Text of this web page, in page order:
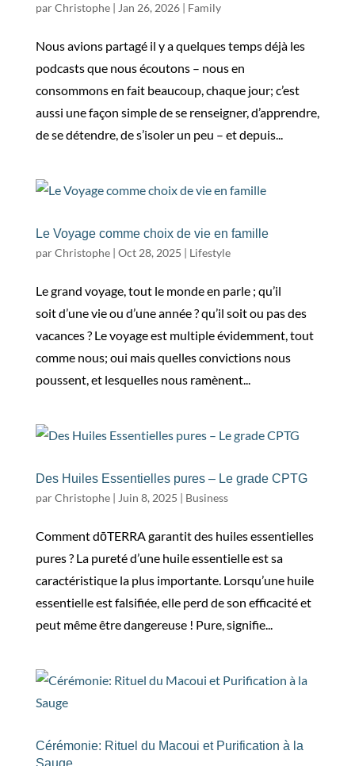
parChristophe| Jan 26, 2026| Family
​Nous avions partagé il y a quelques temps déjà les
podcasts que nous écoutons – nous en
consommons en fait beaucoup, chaque jour; c’est
aussi une façon simple de se renseigner, d’apprendre,
de se détendre, de s’isoler un peu – et depuis...
Le Voyage comme choix de vie en famille
parChristophe| Oct 28, 2025 | Lifestyle
Le grand voyage, tout le monde en parle ; qu’il
soit d’une vie ou d’une année ? qu’il soit ou pas des
vacances ? Le voyage est multiple évidemment, tout
comme nous; oui mais quelles convictions nous
poussent, et lesquelles nous ramènent...
Des Huiles Essentielles pures – Le grade CPTG
parChristophe| Juin 8, 2025 | Business
Comment dōTERRA garantit des huiles essentielles
pures ? La pureté d’une huile essentielle est sa
caractéristique la plus importante. Lorsqu’une huile
essentielle est falsifiée, elle perd de son efficacité et
peut même être dangereuse ! Pure, signifie...
Cérémonie: Rituel du Macoui et Purification à la
Sauge